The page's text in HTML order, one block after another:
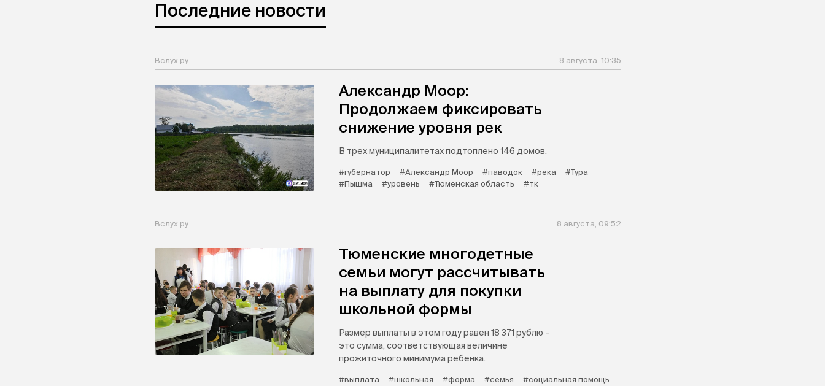
Последние новости
Вслух.ру 8 августа, 10:35
Александр Моор:
Продолжаем фиксировать
снижение уровня рек
В трех муниципалитетах подтоплено 146 домов.
#губернатор #Александр Моор #паводок #река
#Тура
#Пышма
#уровень #Тюменская область #тк
Вслух.ру 8 августа, 09:52
Тюменские многодетные
семьи могут рассчитывать
на выплату для покупки
школьной формы
Размер выплаты в этом году равен 18 371 рублю –
это сумма, соответствующая величине
прожиточного минимума ребенка.
#выплата #школьная #форма #семья
#социальная помощь